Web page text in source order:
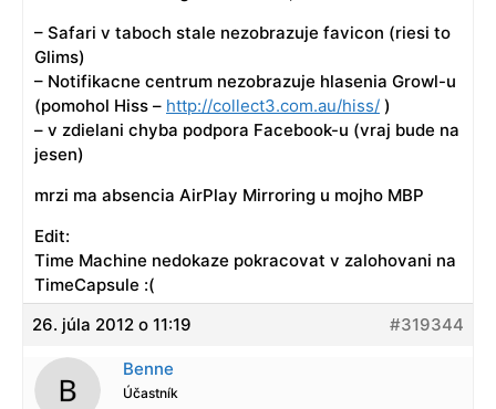
– Safari v taboch stale nezobrazuje favicon (riesi to
Glims)
– Notifikacne centrum nezobrazuje hlasenia Growl-u
(pomohol Hiss – http://collect3.com.au/hiss/ )
– v zdielani chyba podpora Facebook-u (vraj bude na
jesen)
mrzi ma absencia AirPlay Mirroring u mojho MBP
Edit:
Time Machine nedokaze pokracovat v zalohovani na
TimeCapsule :(
26. júla 2012 o 11:19
#319344
Benne
Účastník